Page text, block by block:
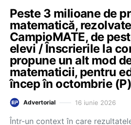
Peste 3 milioane de
matematică,
CampioMATE, de
elevi / Înscrierile la
propune un alt mod
matematicii, pentru
încep în octombrie (P)
Advertorial 16 iunie 2026
Într-un context în care